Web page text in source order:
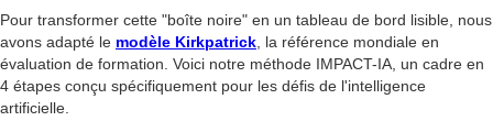
Pour transformer cette "boîte noire" en un tableau de bord lisible, nous
avons adapté le modèle Kirkpatrick , la référence mondiale en
évaluation de formation. Voici notre méthode IMPACT-IA, un cadre en
4 étapes conçu spécifiquement pour les défis de l'intelligence
artificielle.